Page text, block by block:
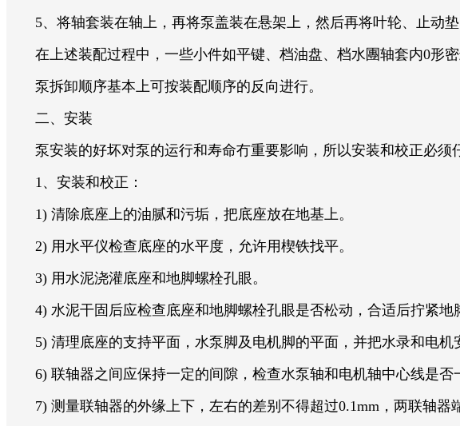
5、将轴套装在轴上，再将泵盖装在悬架上，然后再将叶轮、止动垫
在上述装配过程中，一些小件如平键、档油盘、档水團轴套内0形密
泵拆卸顺序基本上可按装配顺序的反向进行。
二、安装
泵安装的好坏对泵的运行和寿命冇重要影响，所以安装和校正必须
1、安装和校正：
1) 清除底座上的油腻和污垢，把底座放在地基上。
2) 用水平仪检查底座的水平度，允许用楔铁找平。
3) 用水泥浇灌底座和地脚螺栓孔眼。
4) 水泥干固后应检查底座和地脚螺栓孔眼是否松动，合适后拧紧地
5) 清理底座的支持平面，水泵脚及电机脚的平面，并把水录和电机
6) 联轴器之间应保持一定的间隙，检查水泵轴和电机轴中心线是否
7) 测量联轴器的外缘上下，左右的差别不得超过0.1mm，两联轴器